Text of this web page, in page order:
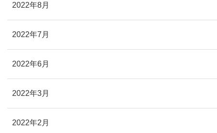
2022年8月
2022年7月
2022年6月
2022年3月
2022年2月